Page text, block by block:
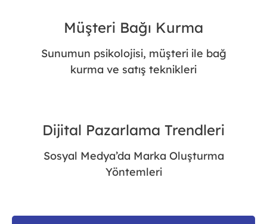
Müşteri Bağı Kurma
Sunumun psikolojisi, müşteri ile bağ
kurma ve satış teknikleri
Dijital Pazarlama Trendleri
Sosyal Medya’da Marka Oluşturma
Yöntemleri